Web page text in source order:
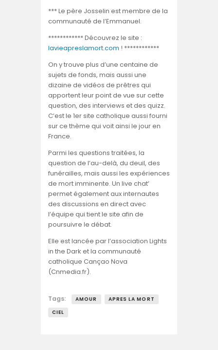
*** Le père Josselin est membre de la
communauté de l’Emmanuel.
************ Découvrez le site :
lavieapreslamort.com ! ************
On y trouve plus d’une centaine de
sujets de fonds, mais aussi une
dizaine de vidéos de prêtres qui
apportent leur point de vue sur cette
question, des interviews et des quizz.
C’est le 1er site catholique aussi fourni
sur ce thème qui voit ainsi le jour en
France.
Parmi les questions traitées, la
question de l’au-delà, du deuil, des
funérailles, mais aussi les expériences
de mort imminente. Un live chat’
permet également aux internautes
des discussions en direct avec
l’équipe qui tient le site afin de
poursuivre le débat.
Elle est lancée par l’association Lights
in the Dark et la communauté
catholique Cançao Nova
(Cnmedia.fr).
Tags: AMOUR
APRES LA MORT
CIEL